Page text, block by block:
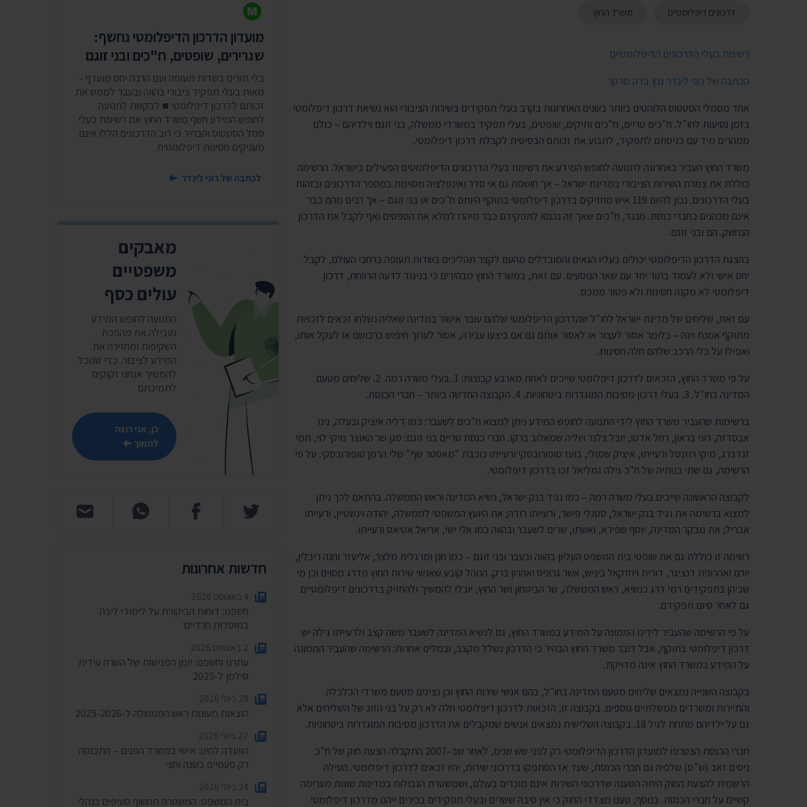
יצירת קשר
דרכונים דיפלומטיים משרד החוץ
רשימת בעלי הדרכונים הדיפלומטיים
הכתבה של רוני לינדר גנץ בדה מרקר
אחד מסמלי הסטטוס הלוהטים ביותר בשנים האחרונות בקרב בעלי תפקידים בשירות הציבורי הוא נשיאת דרכון דיפלומטי
בזמן נסיעות לחו"ל. ח"כים טריים, ח"כים ותיקים, שופטים, בעלי תפקיד במשרדי ממשלה, בני זוגם וילדיהם – כולם
ממהרים מיד עם כניסתם לתפקיד, לתבוע את זכותם הבסיסית לקבלת דרכון דיפלומטי.
משרד החוץ העביר באחרונה לתנועה לחופש המידע את רשימת בעלי הדרכונים הדיפלומטים הפעילים בישראל. הרשימה
כוללת את צמרת השירות הציבורי במדינת ישראל – אך חושפת גם אי סדר ואינפלציה מסוימת במספר הדרכונים ובזהות
בעלי הדרכונים. נכון להיום 119 איש מחזיקים בדרכון דיפלומטי בתוקף היותם ח"כים או בני זוגם – אך רבים מהם כבר
אינם מכהנים כחברי כנסת. מנגד, ח"כים שאך זה נכנסו לתפקידם כבר מיהרו למלא את הטפסים ואף לקבל את הדרכון
הנחשק. הם ובני זוגם.
בהצגת הדרכון הדיפלומטי יכולים בעליו הגאים והמובדלים מהעם לקצר תהליכים בשדות תעופה ברחבי העולם, לקבל
יחס אישי ולא לעמוד בתור יחד עם שאר הנוסעים. עם זאת, במשרד החוץ מבהירים כי בניגוד לדעה הרווחת, דרכון
דיפלומטי לא מקנה חסינות ולא פטור ממכס.
עם זאת, שליחים של מדינת ישראל לחו"ל שהדרכון הדיפלומטי שלהם עובר אישור במדינה שאליה נשלחו זכאים לזכויות
מתוקף אמנת וינה – כלומר אסור לעצור או לאסור אותם גם אם ביצעו עבירה, אסור לערוך חיפוש ברכושם או לעקל אותו,
ואפילו על כלי הרכב שלהם חלה חסינות.
על פי משרד החוץ, הזכאים לדרכון דיפלומטי שייכים לאחת מארבע קבוצות: 1. בעלי משרה רמה. 2. שליחים מטעם
המדינה בחו"ל. 3. בעלי דרכון מסיבות המוגדרות ביטחוניות. 4. הקבוצה החדשה ביותר – חברי הכנסת.
ברשימות שהעביר משרד החוץ לידי התנועה לחופש המידע ניתן למצוא ח"כים לשעבר: כמו דליה איציק ובעלה, נינו
אבסדזה, רוני בראון, רחל אדטו, יובל צלנר ויוליה שמאלוב ברקו. חברי כנסת טריים בני זוגם: סגן שר האוצר מיקי לוי, תמי
זנדברג, מיקי רוזנטל ורעייתו, איציק שמולי, בועז טופורובסקי ורעייתו כוכבת "מאסטר שף" שלי הרמן טופורובסקי. על פי
הרשימה, גם שתי בנותיה של ח"כ גילה גמליאל זכו בדרכון דיפלומטי.
לקבוצה הראשונה שייכים בעלי משרה רמה – כמו נגיד בנק ישראל, נשיא המדינה וראש הממשלה. בהתאם לכך ניתן
למצוא ברשימה את נגיד בנק ישראל, סטנלי פישר, ורעייתו רודה; את היועץ המשפטי לממשלה, יהודה וינשטיין, ורעייתו
אבריל; את מבקר המדינה, יוסף שפירא, ואשתו, שרים לשעבר ובהווה כמו אלי ישי, אריאל אטיאס ורעייתו.
רשימה זו כוללת גם את שופטי בית המשפט העליון בהווה ובעבר ובני זוגם – כמו חנן ומרגלית מלצר, אליעזר וחנה ריבלין,
יורם ואהרונית דנציגר, דורית ויחזקאל ביניש, אשר גרוניס ואהרון ברק. הנוהל קובע שאנשי שירות החוץ מדרג מסוים וכן מי
שכיהן בתפקידים רמי דרג כנשיא, ראש הממשלה, שר הביטחון ושר החוץ, יוכלו להמשיך ולהחזיק בדרכונים דיפלומטיים
גם לאחר סיום תפקידם.
על פי הרשימה שהעביר לידינו הממונה על המידע במשרד החוץ, גם לנשיא המדינה לשעבר משה קצב ולרעייתו גילה יש
דרכון דיפלומטי בתוקף, אבל דובר משרד החוץ הבהיר כי הדרכון נשלל מקצב, ובמלים אחרות: הרשימה שהעביר הממונה
על המידע במשרד החוץ אינה מדויקת.
בקבוצה השנייה נמצאים שליחים מטעם המדינה בחו"ל, בהם אנשי שירות החוץ וכן נציגים מטעם משרדי הכלכלה
והתיירות ומשרדים ממשלתיים נוספים. בקבוצה זו, הזכאות לדרכון דיפלומטי חלה לא רק על בני הזוג של השליחים אלא
גם על ילדיהם מתחת לגיל 18. בקבוצה השלישית נמצאים אנשים שמקבלים את הדרכון מסיבות המוגדרות ביטחוניות.
חברי הכנסת הצטרפו למועדון הדרכון הדיפלומטי רק לפני שש שנים, לאחר שב–2007 התקבלה הצעת חוק של ח"כ
ניסים זאב ‏(ש"ס‏) שלפיה גם חברי הכנסת, שעד אז הסתפקו בדרכוני שירות, יהיו זכאים לדרכון דיפלומטי. העילה
הרשמית להצעת החוק היתה הטענה שדרכוני השירות אינם מוכרים בעולם, ושמשטרת הגבולות במדינות שונות מערימה
קשיים על חברי הכנסת. בנוסף, טענו מצדדי החוק כי אין סיבה ששרים ובעלי תפקידים בכירים ייהנו מדרכון דיפלומטי
מועדון הדרכון הדיפלומטי נחשף:
שגרירים, שופטים, ח"כים ובני זוגם
בלי תורים בשדות תעופה ועם הרבה יחס מועדף -
מאות בעלי תפקיד ציבורי בהווה ובעבר לממש את
זכותם לדרכון דיפלומטי ■ לבקשת לתנועה
לחופש המידע חשף משרד החוץ את רשימת בעלי
סמל הסטטוס והבהיר כי רוב הדרכונים הללו אינם
מעניקים חסינות דיפלומטית
לכתבה של רוני לינדר
מאבקים
משפטיים
עולים כסף
התנועה לחופש המידע
מובילה את מהפכת
השקיפות ומחזירה את
המידע לציבור. כדי שנוכל
להמשיך אנחנו זקוקים
לתמיכתם
כן, אני רוצה
לתמוך
חדשות אחרונות
4 באוגוסט 2026
חשפנו: דוחות הביקורת על לימודי ליבה
במוסדות חרדיים
2 באוגוסט 2026
עתרנו וחשפנו: יומן הפגישות של השרה עידית
סילמן ל-2025
28 ביולי 2026
הוצאות מעונות ראש הממשלה ל-2025-2026
27 ביולי 2026
הוועדה לחיוב אישי במשרד הפנים – התכנסה
רק פעמיים בשנה וחצי
24 ביולי 2026
בית המשפט: המשטרה תחשוף סעיפים בנהלי